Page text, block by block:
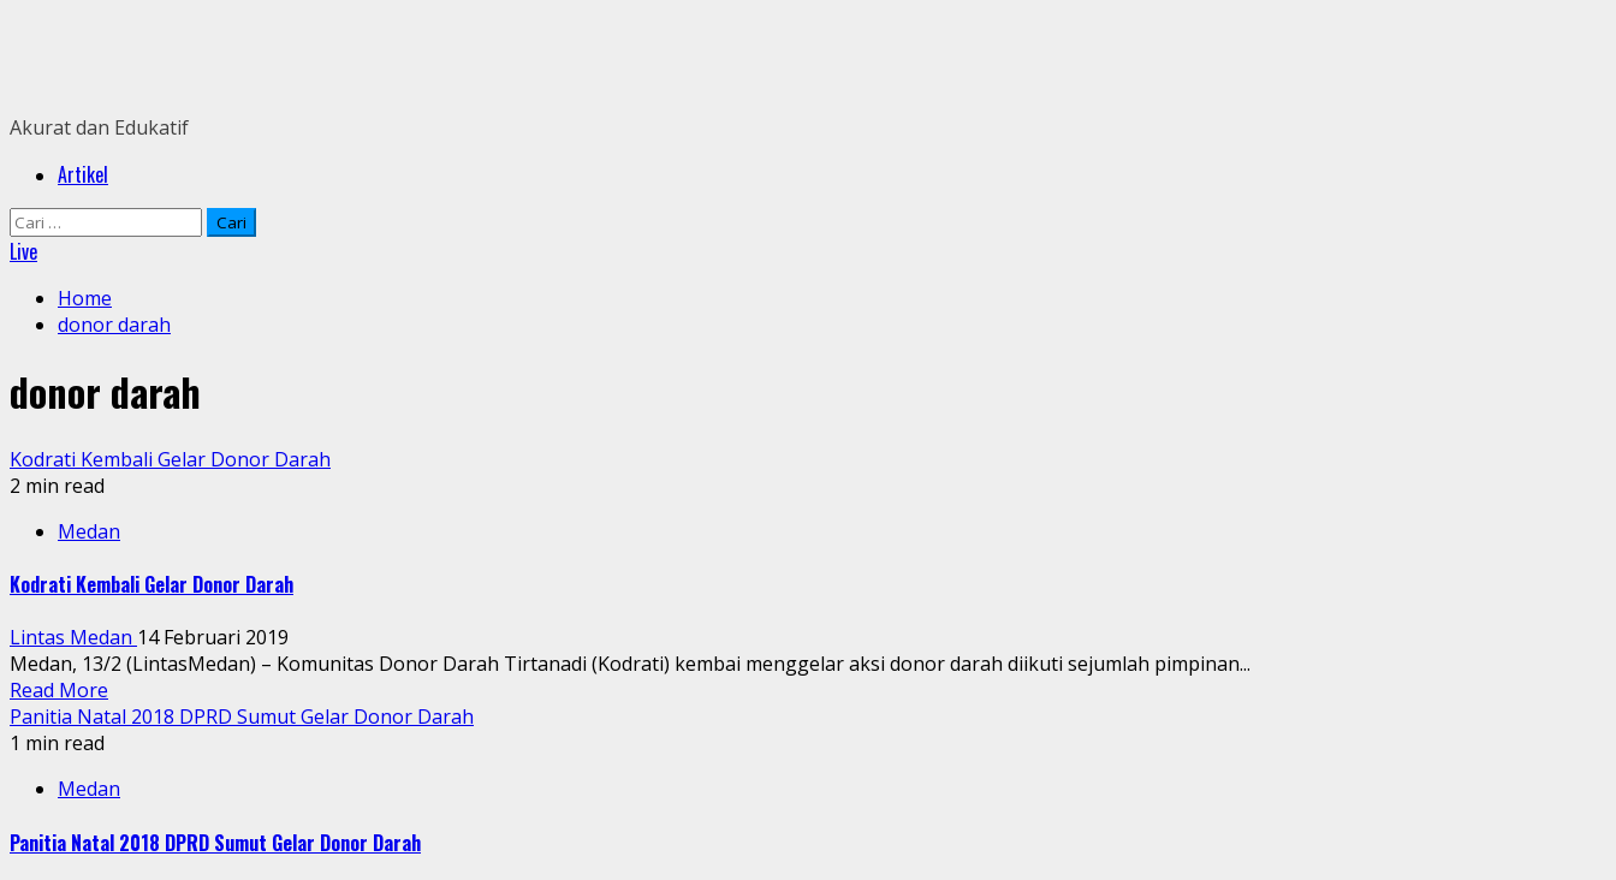
Akurat dan Edukatif
PrimaryArtikel
Cari
untuk:
Live
Home
donor darah
donor darah
Kodrati Kembali Gelar Donor Darah
2 min read
Medan
Kodrati Kembali Gelar Donor Darah
Lintas Medan 14 Februari 2019
Medan, 13/2 (LintasMedan) – Komunitas Donor Darah Tirtanadi (Kodrati) kembai menggelar aksi donor darah diikuti sejumlah pimpinan...
Read More
Panitia Natal 2018 DPRD Sumut Gelar Donor Darah
1 min read
Medan
Panitia Natal 2018 DPRD Sumut Gelar Donor Darah